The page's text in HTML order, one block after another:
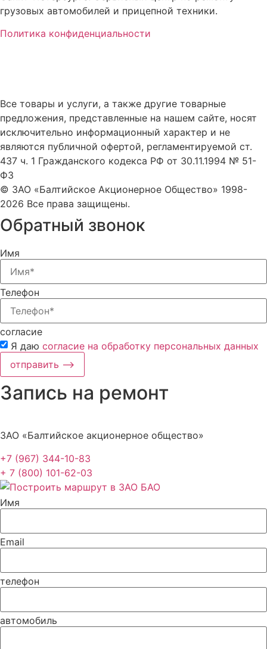
грузовых автомобилей и прицепной техники.
Политика конфиденциальности
Все товары и услуги, а также другие товарные
предложения, представленные на нашем сайте, носят
исключительно информационный характер и не
являются публичной офертой, регламентируемой ст.
437 ч. 1 Гражданского кодекса РФ от 30.11.1994 № 51-
ФЗ
© ЗАО «Балтийское Акционерное Общество» 1998-
2026 Все права защищены.
Обратный звонок
Имя
Телефон
согласие
Я даю согласие на обработку персональных данных
отправить ⟶
Запись на ремонт
ЗАО «Балтийское акционерное общество»
+7 (967) 344-10-83
+ 7 (800) 101-62-03
Имя
Email
телефон
автомобиль